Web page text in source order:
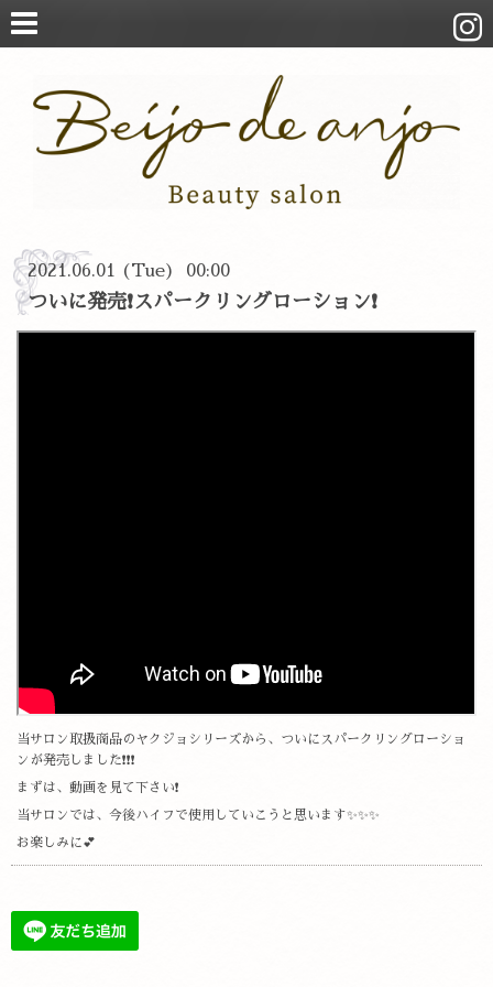
2021.06.01 (Tue) 00:00
ついに発売❗スパークリングローション❗
当サロン取扱商品のヤクジョシリーズから、ついにスパークリングローショ
ンが発売しました❗❗❗
まずは、動画を見て下さい❗
当サロンでは、今後ハイフで使用していこうと思います✨✨✨
お楽しみに💕